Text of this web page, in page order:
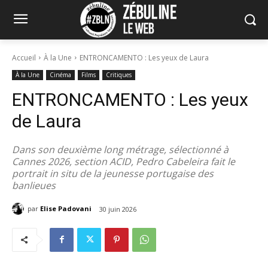
Accueil À la Une ENTRONCAMENTO : Les yeux de Laura
À la Une Cinéma Films Critiques
ENTRONCAMENTO : Les yeux
de Laura
Dans son deuxième long métrage, sélectionné à
Cannes 2026, section ACID, Pedro Cabeleira fait le
portrait in situ de la jeunesse portugaise des
banlieues
par Elise Padovani 30 juin 2026